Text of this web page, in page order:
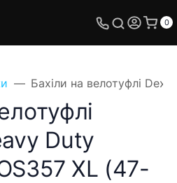
0
Бахіли на велотуфлі
Duty
XL (47-